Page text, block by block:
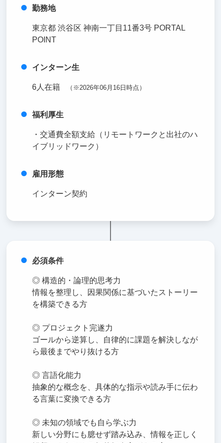
勤務地
東京都 渋谷区 神南一丁目11番3号 PORTAL
POINT
インターン生
6人在籍 （※2026年06月16日時点）
福利厚生
・交通費全額支給（リモートワークと出社のハ
イブリッドワーク）
雇用形態
インターン契約
必須条件
◎ 構造的・論理的思考力
情報を整理し、因果関係に基づいたストーリー
を構築できる方
◎ プロジェクト完遂力
ゴールから逆算し、自律的に課題を解決しなが
ら最後までやり抜ける方
◎ 言語化能力
抽象的な概念を、具体的な指示や読み手に伝わ
る言葉に変換できる方
◎ 未知の領域でも自ら学ぶ力
新しい分野にも臆せず踏み込み、情報を正しく